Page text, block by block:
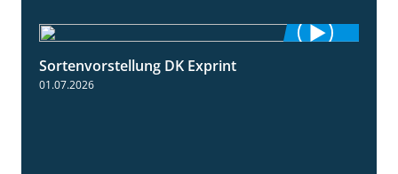
Sortenvorstellung DK Exprint
01.07.2026